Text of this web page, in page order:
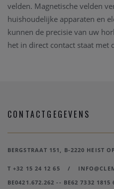
velden. Magnetische velden
huishoudelijke apparaten en
kunnen de precisie van uw
het in direct contact staat met
CONTACTGEGEVENS
BERGSTRAAT 151, B-2220 HEIST
T +32 15 24 12 65 /
BE0421.672.262 -- BE62 7332 1815